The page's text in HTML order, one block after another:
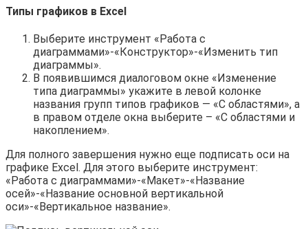
Типы графиков в Excel
Выберите инструмент «Работа с
диаграммами»-«Конструктор»-«Изменить тип
диаграммы».
В появившимся диалоговом окне «Изменение
типа диаграммы» укажите в левой колонке
названия групп типов графиков — «С областями», а
в правом отделе окна выберите – «С областями и
накоплением».
Для полного завершения нужно еще подписать оси на
графике Excel. Для этого выберите инструмент:
«Работа с диаграммами»-«Макет»-«Название
осей»-«Название основной вертикальной
оси»-«Вертикальное название».